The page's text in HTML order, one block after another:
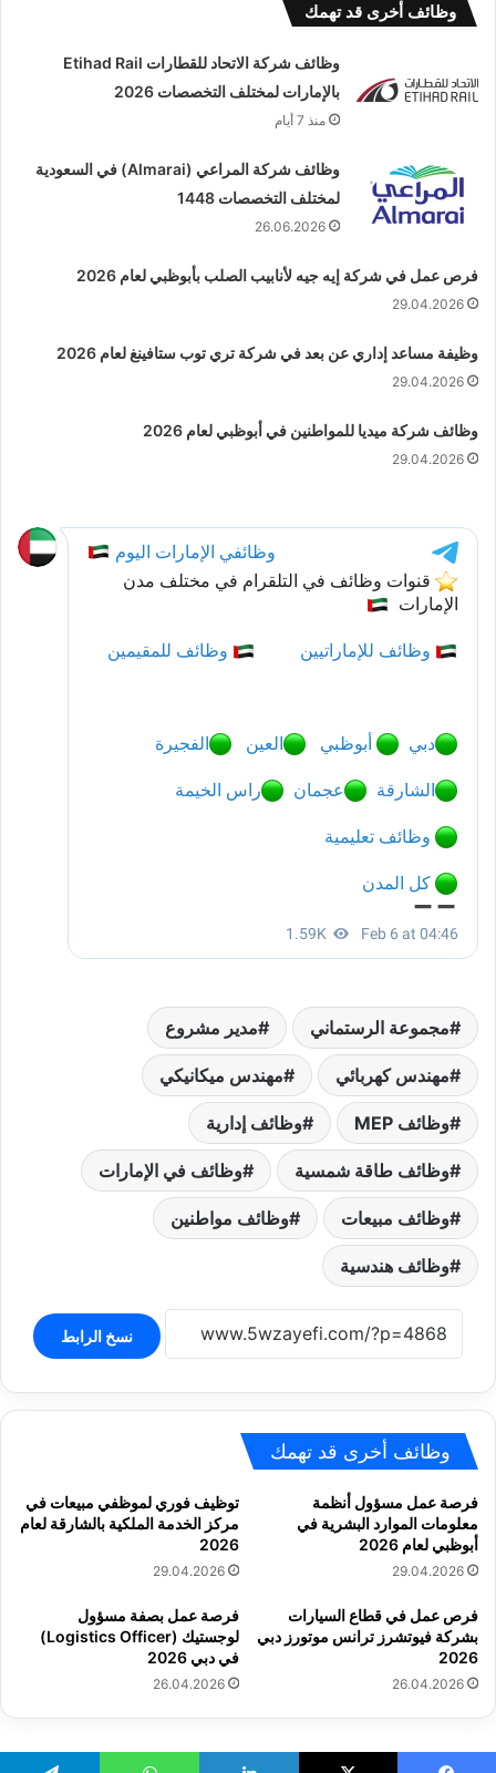
وظائف أخرى قد تهمك
وظائف شركة الاتحاد للقطارات Etihad Rail
بالإمارات لمختلف التخصصات 2026
منذ 7 أيام
وظائف شركة المراعي (Almarai) في السعودية
لمختلف التخصصات 1448
26.06.2026
فرص عمل في شركة إيه جيه لأنابيب الصلب بأبوظبي لعام 2026
29.04.2026
وظيفة مساعد إداري عن بعد في شركة تري توب ستافينغ لعام 2026
29.04.2026
وظائف شركة ميديا للمواطنين في أبوظبي لعام 2026
29.04.2026
مجموعة الرستماني مدير مشروع
مهندس كهربائي مهندس ميكانيكي
وظائف MEP وظائف إدارية
وظائف طاقة شمسية وظائف في الإمارات
وظائف مبيعات وظائف مواطنين
وظائف هندسية
نسخ الرابط
وظائف أخرى قد تهمك
فرصة عمل مسؤول أنظمة
معلومات الموارد البشرية في
أبوظبي لعام 2026
29.04.2026
توظيف فوري لموظفي مبيعات في
مركز الخدمة الملكية بالشارقة لعام
2026
29.04.2026
فرص عمل في قطاع السيارات
بشركة فيوتشرز ترانس موتورز دبي
2026
26.04.2026
فرصة عمل بصفة مسؤول
لوجستيك (Logistics Officer)
في دبي 2026
26.04.2026